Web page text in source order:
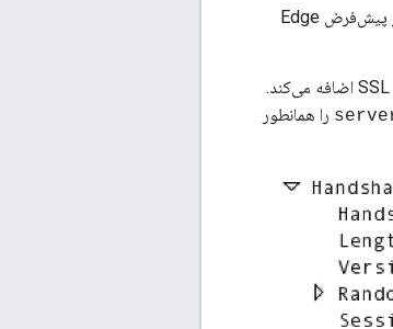
هیچ پیکربندی خاصی برای Edge لازم نیست. اگر محیط شما برای Southbound SNI پیکربندی شده باشد (به طور پیش‌فرض Edge
از URL درخواست استخراج کرده و آن را به درخواست SSL handshake اضافه می‌کند.
را همانطور